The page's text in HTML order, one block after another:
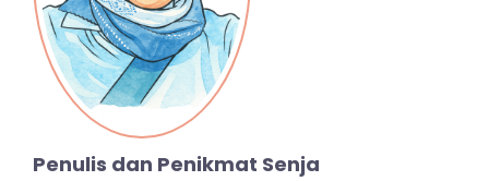
Penulis dan Penikmat Senja